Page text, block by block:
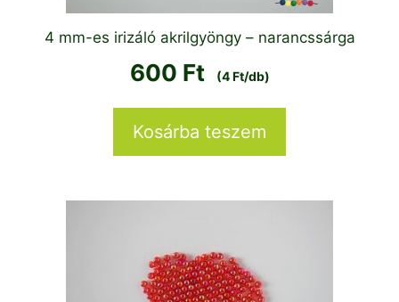
4 mm-es irizáló akrilgyöngy – narancssárga
600 Ft (4 Ft/db)
Kosárba teszem